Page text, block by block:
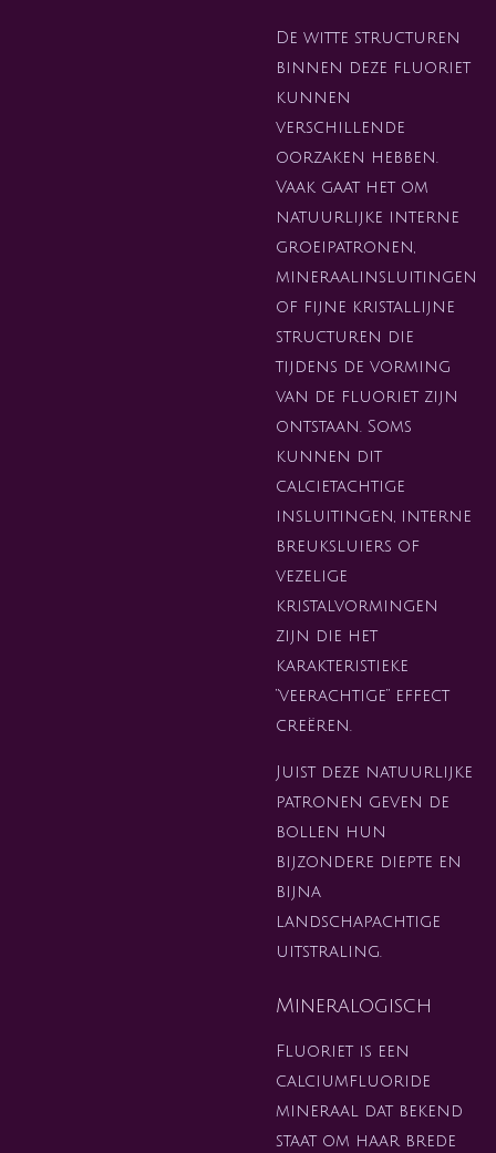
De witte structuren
binnen deze fluoriet
kunnen
verschillende
oorzaken hebben.
Vaak gaat het om
natuurlijke interne
groeipatronen,
mineraalinsluitingen
of fijne kristallijne
structuren die
tijdens de vorming
van de fluoriet zijn
ontstaan. Soms
kunnen dit
calcietachtige
insluitingen, interne
breuksluiers of
vezelige
kristalvormingen
zijn die het
karakteristieke
“veerachtige” effect
creëren.
Juist deze natuurlijke
patronen geven de
bollen hun
bijzondere diepte en
bijna
landschapachtige
uitstraling.
Mineralogisch
Fluoriet is een
calciumfluoride
mineraal dat bekend
staat om haar brede